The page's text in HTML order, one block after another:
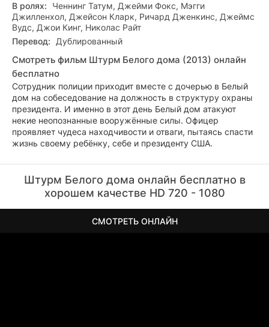
В ролях:
Ченнинг Татум, Джейми Фокс, Мэгги
Джилленхол, Джейсон Кларк, Ричард Дженкинс, Джеймс
Вудс, Джои Кинг, Николас Райт
Перевод:
Дублированный
Смотреть фильм Штурм Белого дома (2013) онлайн
бесплатно
Сотрудник полиции приходит вместе с дочерью в Белый
дом на собеседование на должность в структуру охраны
президента. И именно в этот день Белый дом атакуют
некие неопознанные вооружённые силы. Офицер
проявляет чудеса находчивости и отваги, пытаясь спасти
жизнь своему ребёнку, себе и президенту США.
Штурм Белого дома онлайн бесплатно в
хорошем качестве HD 720 - 1080
СМОТРЕТЬ ОНЛАЙН